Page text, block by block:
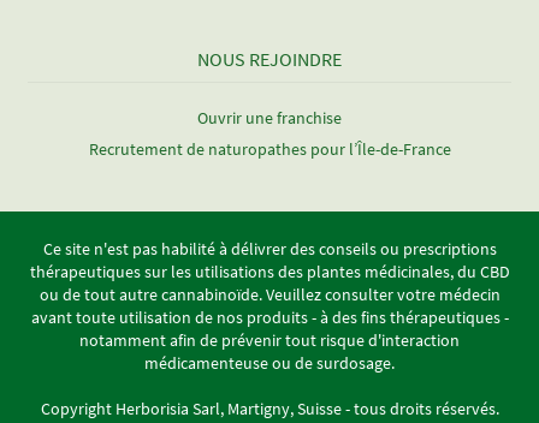
NOUS REJOINDRE
Ouvrir une franchise
Recrutement de naturopathes pour l’Île-de-France
Ce site n'est pas habilité à délivrer des conseils ou prescriptions
thérapeutiques sur les utilisations des plantes médicinales, du CBD
ou de tout autre cannabinoïde. Veuillez consulter votre médecin
avant toute utilisation de nos produits - à des fins thérapeutiques -
notamment afin de prévenir tout risque d'interaction
médicamenteuse ou de surdosage.
Copyright Herborisia Sarl, Martigny, Suisse - tous droits réservés.